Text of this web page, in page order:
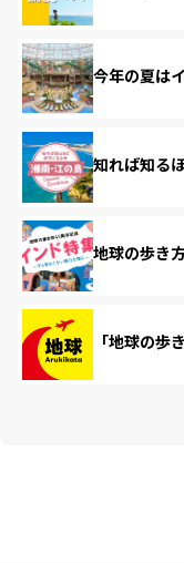
今年の夏は
知れば知る
地球の歩き
「地球の歩